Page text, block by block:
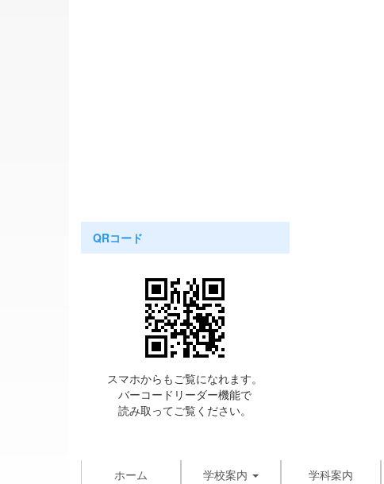
QRコード
スマホからもご覧になれます。
バーコードリーダー機能で
読み取ってご覧ください。
ホーム 学校案内 学科案内